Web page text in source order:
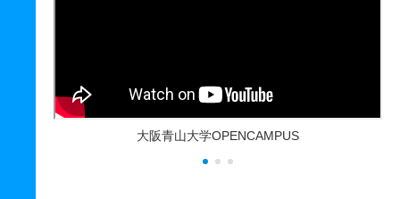
大阪青山大学OPENCAMPUS